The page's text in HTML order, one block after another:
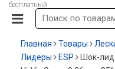
бесплатный
Главная Товары
Лидеры
ESP
Шок-